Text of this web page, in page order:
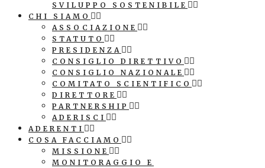
SVILUPPO SOSTENIBILE
CHI SIAMO
ASSOCIAZIONE
STATUTO
PRESIDENZA
CONSIGLIO DIRETTIVO
CONSIGLIO NAZIONALE
COMITATO SCIENTIFICO
DIRETTORE
PARTNERSHIP
ADERISCI
ADERENTI
COSA FACCIAMO
MISSIONE
MONITORAGGIO E